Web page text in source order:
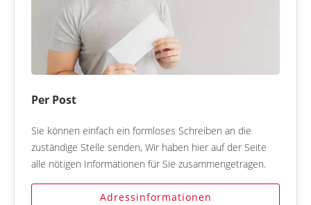
Per Post
Sie können einfach ein formloses Schreiben an die
zuständige Stelle senden, Wir haben hier auf der Seite
alle nötigen Informationen für Sie zusammengetragen.
Adressinformationen